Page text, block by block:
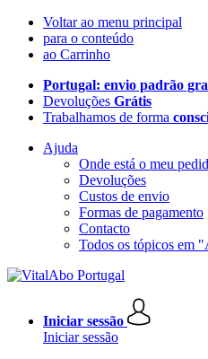
Voltar ao menu principal
para o conteúdo
ao Carrinho
Portugal: envio padrão
Devoluções Grátis
Trabalhamos de forma
Ajuda
Onde está o meu
Devoluções
Custos de envio
Formas de pagamento
Contacto
Todos os tópicos em
Iniciar sessão
Iniciar sessão